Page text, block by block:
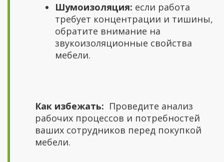
Шумоизоляция: если работа
требует концентрации и тишины,
обратите внимание на
звукоизоляционные свойства
мебели.
Как избежать: Проведите анализ
рабочих процессов и потребностей
ваших сотрудников перед покупкой
мебели.